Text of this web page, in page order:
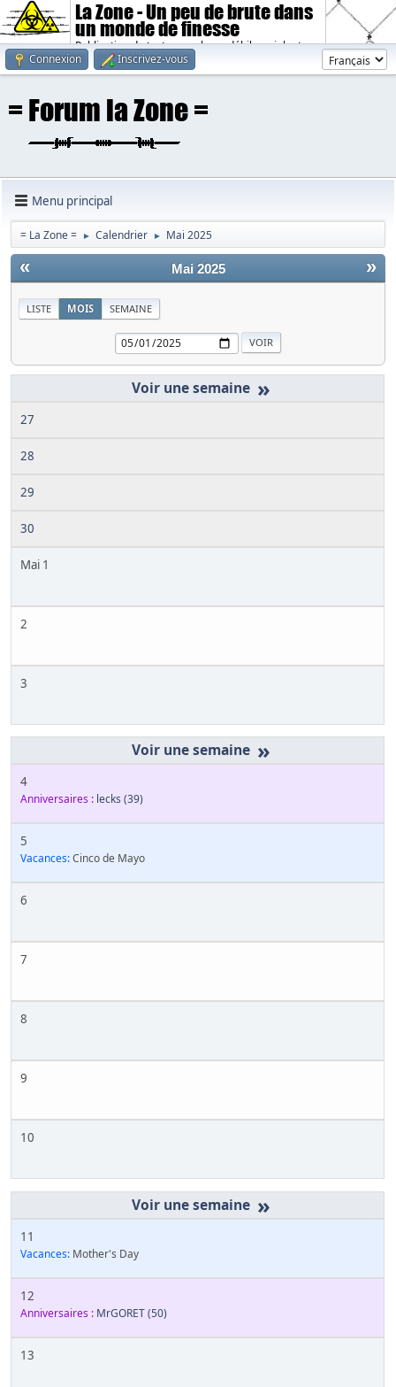
La Zone - Un peu de brute dans
un monde de finesse
Publication de textes sombres, débiles, violents.
Connexion
Inscrivez-vous
Menu principal
= La Zone = ► Calendrier ► Mai 2025
« »
Mai 2025
LISTE MOIS SEMAINE
»
27
28
29
30
Mai 1
2
3
»
4
Anniversaires : lecks (39)
5
Vacances:Cinco de Mayo
6
7
8
9
10
»
11
Vacances: Mother's Day
12
Anniversaires : MrGORET(50)
13